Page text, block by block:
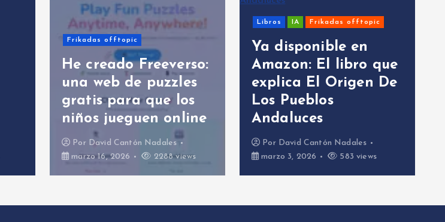
Frikadas offtopic
He creado Freeverso:
una web de puzzles
gratis para que los
niños jueguen online
Por David Cantón Nadales
marzo 16, 2026
2288 views
Libros IA Frikadas offtopic
Ya disponible en
Amazon: El libro que
explica El Origen De
Los Pueblos
Andaluces
Por David Cantón Nadales
marzo 3, 2026
583 views